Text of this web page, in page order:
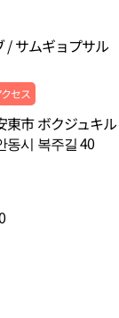
/ サムギョプサル
セス
東市 ボクジュキル
동시 복주길 40